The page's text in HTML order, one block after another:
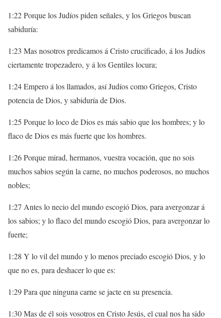
1:22 Porque los Judíos piden señales, y los Griegos buscan
sabiduría:
1:23 Mas nosotros predicamos á Cristo crucificado, á los Judíos
ciertamente tropezadero, y á los Gentiles locura;
1:24 Empero á los llamados, así Judíos como Griegos, Cristo
potencia de Dios, y sabiduría de Dios.
1:25 Porque lo loco de Dios es más sabio que los hombres; y lo
flaco de Dios es más fuerte que los hombres.
1:26 Porque mirad, hermanos, vuestra vocación, que no sois
muchos sabios según la carne, no muchos poderosos, no muchos
nobles;
1:27 Antes lo necio del mundo escogió Dios, para avergonzar á
los sabios; y lo flaco del mundo escogió Dios, para avergonzar lo
fuerte;
1:28 Y lo vil del mundo y lo menos preciado escogió Dios, y lo
que no es, para deshacer lo que es:
1:29 Para que ninguna carne se jacte en su presencia.
1:30 Mas de él sois vosotros en Cristo Jesús, el cual nos ha sido